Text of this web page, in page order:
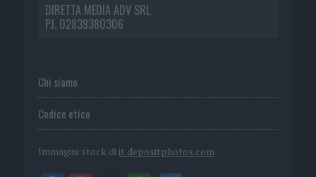
DIRETTA MEDIA ADV SRL
P.I. 02839380306
Chi siamo
Codice etico
Immagini stock di it.depositphotos.com